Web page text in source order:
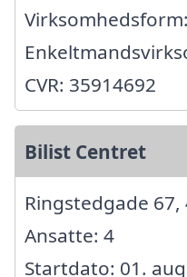
Virksomhedsform:
CVR: 35914692
Bilist Centret
Ringstedgade 67,
Ansatte: 4
Startdato: 01.